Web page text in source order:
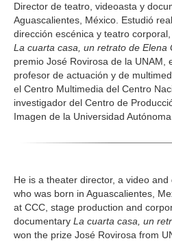
Director de teatro, videoasta y
Aguascalientes, México. Estudió
dirección escénica y teatro
La cuarta casa, un retrato de Elena
premio José Rovirosa de la UNAM,
profesor de actuación y de
el Centro Multimedia del Centro
investigador del Centro de
Imagen de la Universidad
He is a theater director, a video
who was born in Aguascalientes,
at CCC, stage production and
documentary La cuarta casa, un
won the prize José Rovirosa from